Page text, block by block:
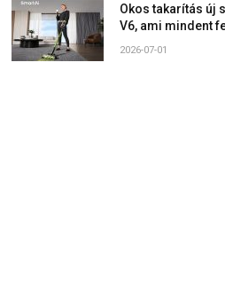
Okos takarítás új
V6, ami mindent
2026-07-01